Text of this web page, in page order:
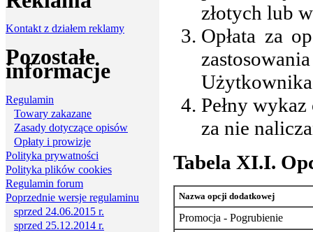
Kontakt z działem reklamy
Pozostałe
informacje
Regulamin
Towary zakazane
Zasady dotyczące opisów
Opłaty i prowizje
Polityka prywatności
Polityka plików cookies
Regulamin forum
Poprzednie wersje regulaminu
sprzed 24.06.2015 r.
sprzed 25.12.2014 r.
złotych lub
Opłata za
Pełny
za nie
Tabela XI.I.
Nazwa opcji dodatkowej
Promocja - Pogrubienie